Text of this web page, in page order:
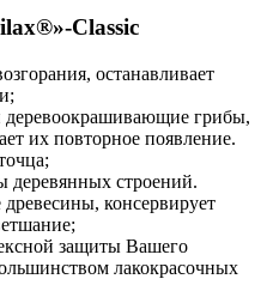
Classic
останавливает
деревоокрашивающие грибы,
их повторное появление.
деревянных строений.
консервирует
защиты Вашего
лакокрасочных